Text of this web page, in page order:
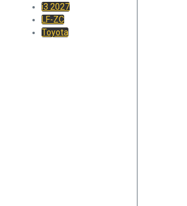
i3 2027
LF-ZC
Toyota